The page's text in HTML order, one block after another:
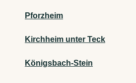
Pforzheim
Kirchheim unter Teck
Königsbach-Stein